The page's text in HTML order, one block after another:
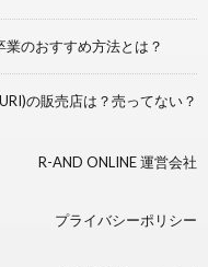
のおすすめ方法とは？
の販売店は？売ってない？
R-AND ONLINE 運営会社
プライバシーポリシー